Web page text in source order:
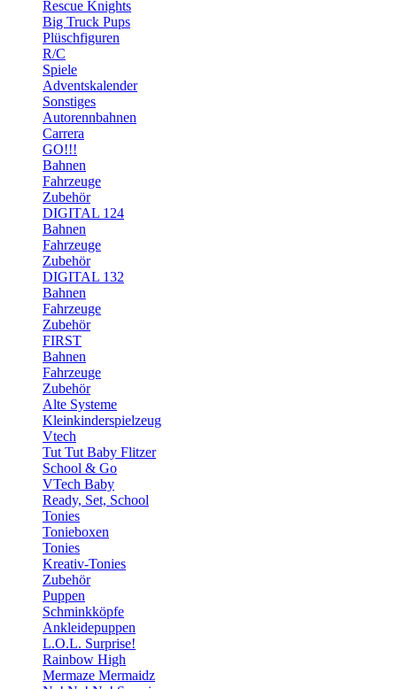
Rescue Knights
Big Truck Pups
Plüschfiguren
R/C
Spiele
Adventskalender
Sonstiges
Autorennbahnen
Carrera
GO!!!
Bahnen
Fahrzeuge
Zubehör
DIGITAL 124
Bahnen
Fahrzeuge
Zubehör
DIGITAL 132
Bahnen
Fahrzeuge
Zubehör
FIRST
Bahnen
Fahrzeuge
Zubehör
Alte Systeme
Kleinkinderspielzeug
Vtech
Tut Tut Baby Flitzer
School & Go
VTech Baby
Ready, Set, School
Tonies
Tonieboxen
Tonies
Kreativ-Tonies
Zubehör
Puppen
Schminkköpfe
Ankleidepuppen
L.O.L. Surprise!
Rainbow High
Mermaze Mermaidz